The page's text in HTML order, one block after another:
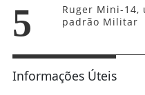
5
Ruger Mini-14,
padrão Militar
Informações Úteis